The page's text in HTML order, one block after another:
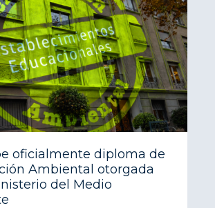
oficialmente diploma de
Ambiental otorgada
del Medio